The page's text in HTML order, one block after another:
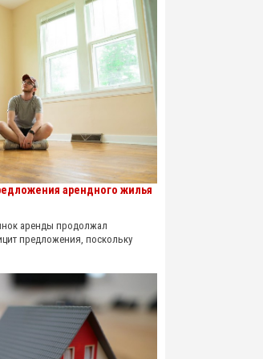
арендного жилья
аренды продолжал
предложения, поскольку